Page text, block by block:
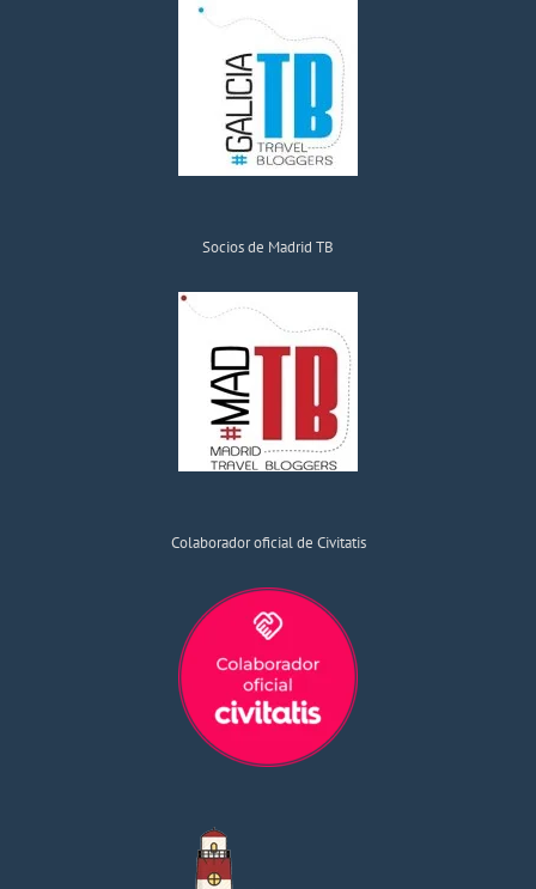
Socios de Madrid TB
Colaborador oficial de Civitatis